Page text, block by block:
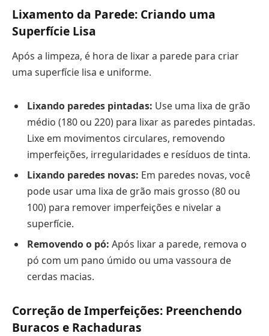
Lixamento da Parede: Criando uma
Superfície Lisa
Após a limpeza, é hora de lixar a parede para criar
uma superfície lisa e uniforme.
Lixando paredes pintadas: Use uma lixa de grão
médio (180 ou 220) para lixar as paredes pintadas.
Lixe em movimentos circulares, removendo
imperfeições, irregularidades e resíduos de tinta.
Lixando paredes novas: Em paredes novas, você
pode usar uma lixa de grão mais grosso (80 ou
100) para remover imperfeições e nivelar a
superfície.
Removendo o pó: Após lixar a parede, remova o
pó com um pano úmido ou uma vassoura de
cerdas macias.
Correção de Imperfeições: Preenchendo
Buracos e Rachaduras